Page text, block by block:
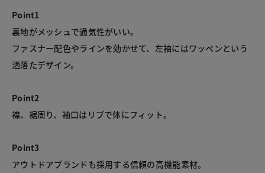
Point1
裏地がメッシュで通気性がいい。
ファスナー配色やラインを効かせて、左袖にはワッペンという
洒落たデザイン。
Point2
襟、裾周り、袖口はリブで体にフィット。
Point3
アウトドアブランドも採用する信頼の高機能素材。